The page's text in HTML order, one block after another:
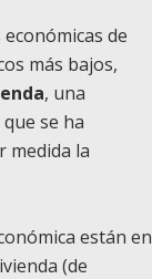
de
más bajos,
, una
se ha
medida la
están en
(de